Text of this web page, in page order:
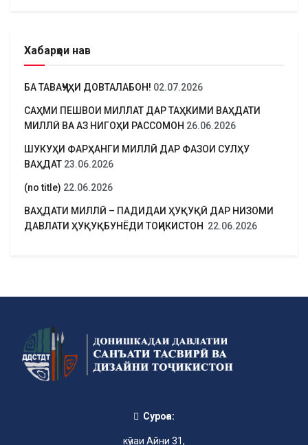
Хабарҳои нав
БА ТАВАҶҶУҲИ ДОВТАЛАБОН! 02.07.2026
САҲМИ ПЕШВОИ МИЛЛАТ ДАР ТАҲКИМИ ВАҲДАТИ
МИЛЛӢ ВА АЗ НИГОҲИ РАССОМОН 26.06.2026
ШУКУҲИ ФАРҲАНГИ МИЛЛӢ ДАР ФАЗОИ СУЛҲУ
ВАҲДАТ 23.06.2026
(no title) 22.06.2026
ВАҲДАТИ МИЛЛӢ – ПАДИДАИ ҲУҚУҚӢ ДАР НИЗОМИ
ДАВЛАТИ ҲУҚУҚБУНЁДИ ТОҶИКИСТОН 22.06.2026
Суроға:
кӯчаи Айни 31,